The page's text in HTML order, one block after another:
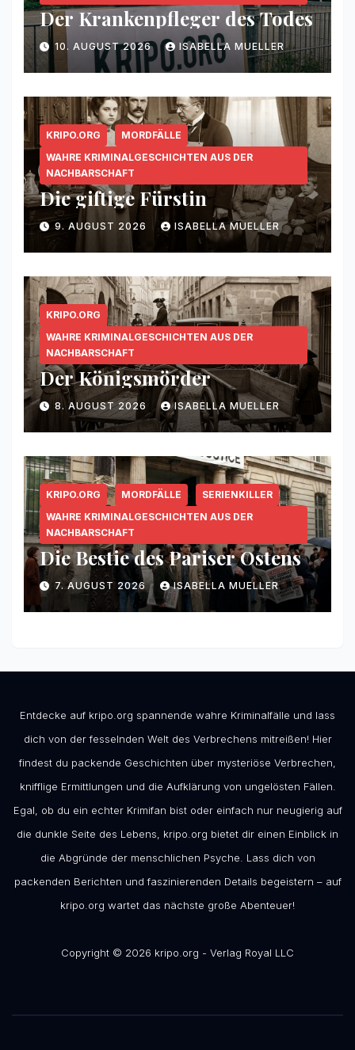
Der Krankenpfleger des Todes
10. AUGUST 2026 ISABELLA MUELLER
KRIPO.ORG
MORDFÄLLE
WAHRE KRIMINALGESCHICHTEN AUS DER
NACHBARSCHAFT
Die giftige Fürstin
9. AUGUST 2026 ISABELLA MUELLER
KRIPO.ORG
WAHRE KRIMINALGESCHICHTEN AUS DER
NACHBARSCHAFT
Der Königsmörder
8. AUGUST 2026 ISABELLA MUELLER
KRIPO.ORG MORDFÄLLE
SERIENKILLER
WAHRE KRIMINALGESCHICHTEN AUS DER
NACHBARSCHAFT
Die Bestie des Pariser Ostens
7. AUGUST 2026 ISABELLA MUELLER
Entdecke auf kripo.org spannende wahre Kriminalfälle und lass
dich von der fesselnden Welt des Verbrechens mitreißen! Hier
findest du packende Geschichten über mysteriöse Verbrechen,
knifflige Ermittlungen und die Aufklärung von ungelösten Fällen.
Egal, ob du ein echter Krimifan bist oder einfach nur neugierig auf
die dunkle Seite des Lebens, kripo.org bietet dir einen Einblick in
die Abgründe der menschlichen Psyche. Lass dich von
packenden Berichten und faszinierenden Details begeistern – auf
kripo.org wartet das nächste große Abenteuer!
Copyright © 2026 kripo.org - Verlag Royal LLC